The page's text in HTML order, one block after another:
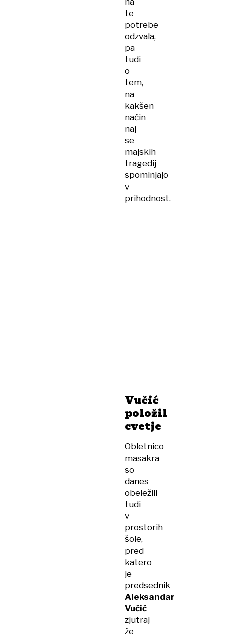
te
potrebe
odzvala,
pa
tudi
o
tem,
na
kakšen
način
naj
se
majskih
tragedij
spominjajo
v
prihodnost.
Vučić
položil
cvetje
Obletnico
masakra
so
danes
obeležili
tudi
v
prostorih
šole,
pred
katero
je
predsednik
Aleksandar
Vučić
zjutraj
že